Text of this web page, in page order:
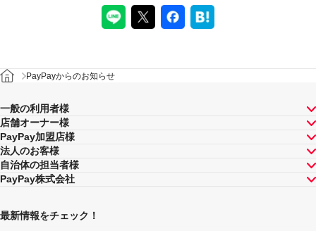
PayPayからのお知らせ
一般の利用者様
店舗オーナー様
PayPay加盟店様
法人のお客様
自治体の担当者様
PayPay株式会社
最新情報をチェック！